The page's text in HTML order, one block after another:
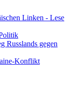
Linken - Lese
Russlands gegen
Konflikt